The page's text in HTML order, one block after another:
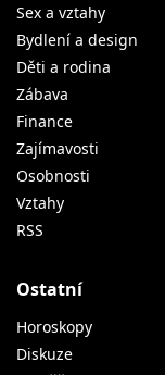
Sex a vztahy
Bydlení a design
Děti a rodina
Zábava
Finance
Zajímavosti
Osobnosti
Vztahy
RSS
Ostatní
Horoskopy
Diskuze